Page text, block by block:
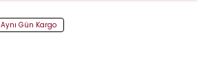
Aynı Gün Kargo